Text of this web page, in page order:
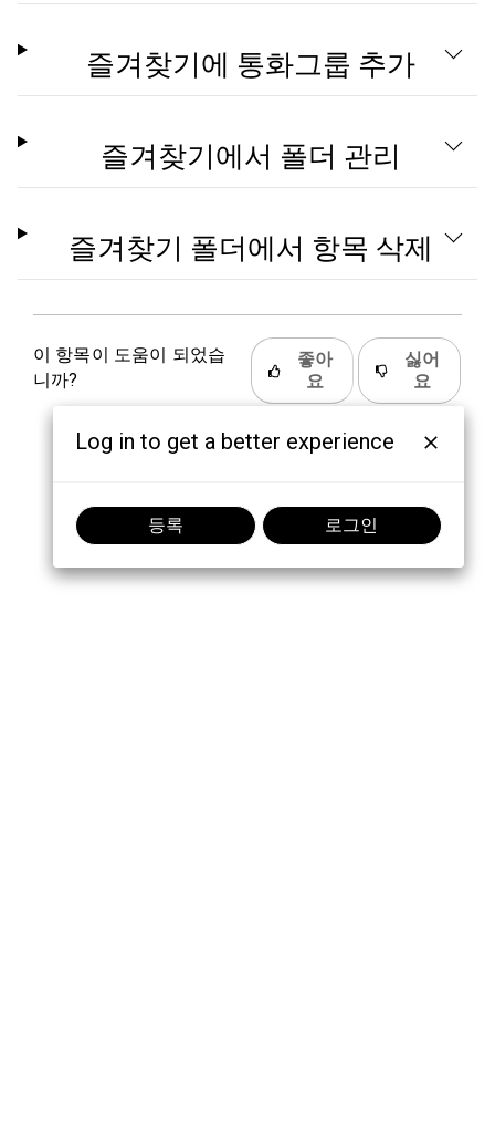
즐겨찾기에 통화그룹 추가
즐겨찾기에서 폴더 관리
즐겨찾기 폴더에서 항목 삭제
이 항목이 도움이 되었습
니까?
좋아
요
싫어
요
Log in to get a better experience
등록 로그인